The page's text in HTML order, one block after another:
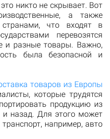
никто не скрывает. Вот
а также
что входят в
перевозятся
и разные товары. Важно,
была безопасной и
товаров из Европы
которые трудятся
продукцию из
назад. Для этого может
например, авто